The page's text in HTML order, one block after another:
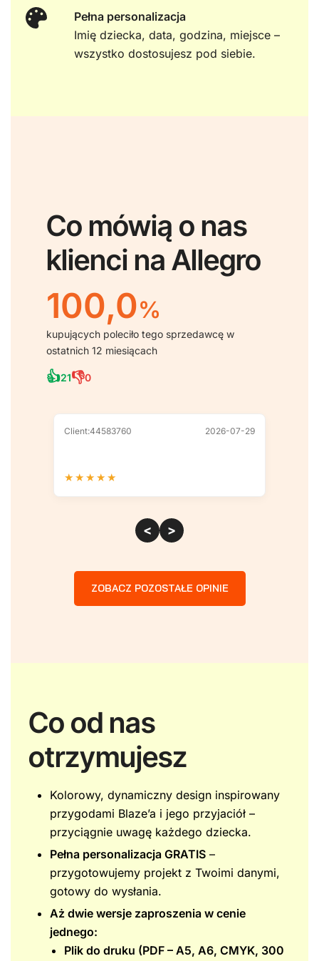
Pełna personalizacja
Imię dziecka, data, godzina, miejsce –
wszystko dostosujesz pod siebie.
Co mówią o nas
klienci na Allegro
100,0%
kupujących poleciło tego sprzedawcę w
ostatnich 12 miesiącach
👍21👎0
Client:44583760 2026-07-29
★ ★ ★ ★ ★
< >
ZOBACZ POZOSTAŁE OPINIE
Co od nas
otrzymujesz
Kolorowy, dynamiczny design inspirowany
przygodami Blaze’a i jego przyjaciół –
przyciągnie uwagę każdego dziecka.
Pełna personalizacja GRATIS –
przygotowujemy projekt z Twoimi danymi,
gotowy do wysłania.
Aż dwie wersje zaproszenia w cenie
jednego:
Plik do druku (PDF – A5, A6, CMYK, 300